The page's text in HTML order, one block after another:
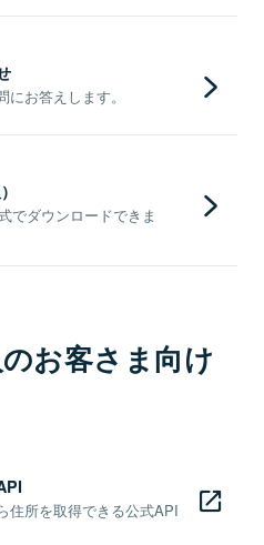
お答えします。
でダウンロードできま
お客さま向け
住所を取得できる公式API